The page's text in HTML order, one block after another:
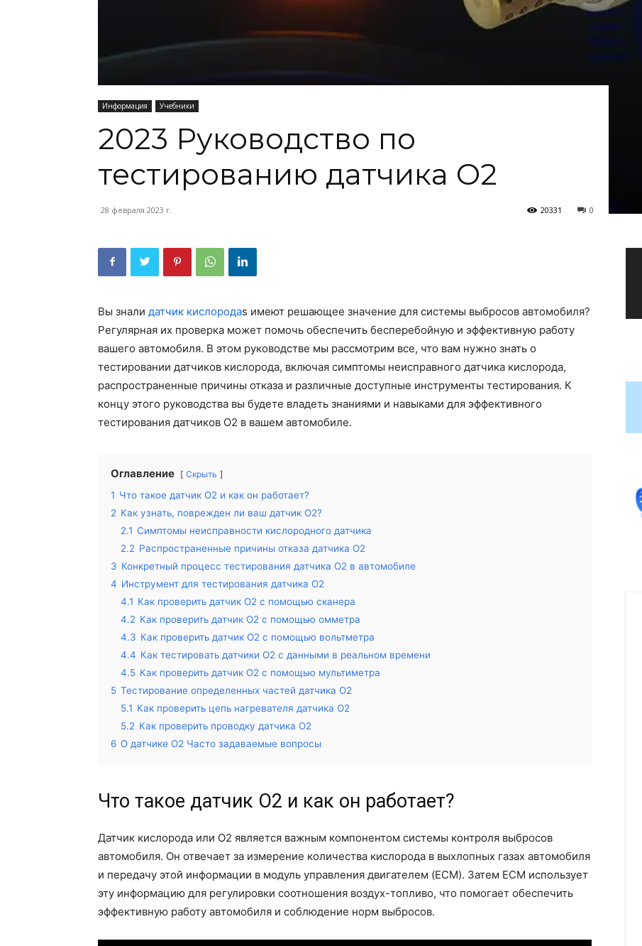
Информация Учебники
2023 Руководство по
тестированию датчика O2
28 февраля 2023 г. 0
20331
Вы знали датчик кислородаs имеют решающее значение для системы выбросов автомобиля?
Регулярная их проверка может помочь обеспечить бесперебойную и эффективную работу
вашего автомобиля. В этом руководстве мы рассмотрим все, что вам нужно знать о
тестировании датчиков кислорода, включая симптомы неисправного датчика кислорода,
распространенные причины отказа и различные доступные инструменты тестирования. К
концу этого руководства вы будете владеть знаниями и навыками для эффективного
тестирования датчиков O2 в вашем автомобиле.
Оглавление Скрыть
1 Что такое датчик O2 и как он работает?
2 Как узнать, поврежден ли ваш датчик O2?
2.1 Симптомы неисправности кислородного датчика
2.2 Распространенные причины отказа датчика O2
3 Конкретный процесс тестирования датчика O2 в автомобиле
4 Инструмент для тестирования датчика O2
4.1 Как проверить датчик O2 с помощью сканера
4.2 Как проверить датчик O2 с помощью омметра
4.3 Как проверить датчик O2 с помощью вольтметра
4.4 Как тестировать датчики O2 с данными в реальном времени
4.5 Как проверить датчик O2 с помощью мультиметра
5 Тестирование определенных частей датчика O2
5.1 Как проверить цепь нагревателя датчика O2
5.2 Как проверить проводку датчика O2
6 О датчике O2 Часто задаваемые вопросы
Что такое датчик O2 и как он работает?
Датчик кислорода или O2 является важным компонентом системы контроля выбросов
автомобиля. Он отвечает за измерение количества кислорода в выхлопных газах автомобиля
и передачу этой информации в модуль управления двигателем (ECM). Затем ECM использует
эту информацию для регулировки соотношения воздух-топливо, что помогает обеспечить
эффективную работу автомобиля и соблюдение норм выбросов.